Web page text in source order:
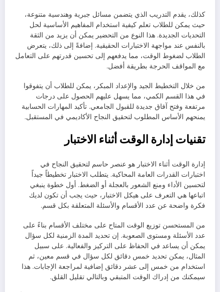
كذلك، يقدم التدريب الذي يتضمن مسائل جبرية وهندسية متنوعة،
حيث يمكن للطلاب تعلم كيفية استخدام المفاهيم الأساسية لحل
التحديات الجديدة. هذا النوع من التحضير يمكن أن يزيد من الثقة
بالنفس عند مواجهة الاختبارات الحقيقية. إضافةً إلى ذلك، يتعرض
الطلاب لضغوط الوقت، مما يدفعهم إلى تحسين قدرتهم على التعامل
مع المواقف الحرجة بطريقة أفضل.
من خلال التخطيط الجيد والإعداد المبكر، يمكن للطلاب أن يتفوقوا
في هذا القسم الكمي، مما يسهل عليهم الحصول على درجات
مرتفعة وفتح آفاق جديدة للقبول الجامعي. تأكيد المهارات الحسابية
يمنحهم الأساس المطلوب لتحقيق النجاح الأكاديمي في المستقبل.
تقنيات إدارة الوقت أثناء الاختبار
إدارة الوقت أثناء الاختبار هو عنصر حاسم لتحقيق النجاح في
اختبارات القدرات العامة المحاكية. يتطلب الاختبار تخطيطاً جيداً
لتحسين الأداء ومنع الشعور بالعجلة أو الضغط. أول خطوة ينبغي
اتباعها هي التعرف على هيكل الاختبار، حيث يجب أن تكون لديك
فكرة واضحة عن عدد الأقسام والأسئلة المتعلقة بكل قسم.
من المستحسن توزيع الوقت المتاح على مختلف الأقسام بناءً على
عدد الأسئلة ومستوى الصعوبة. إن تحديد المدة الزمنية لكل سؤال
يمكن أن يساعد في الحفاظ على التركيز والفعالية. على سبيل
المثال، يمكن تحديد خمس دقائق لكل سؤال في قسم معين، ثم
استخدام من خمس إلى عشر دقائق إضافية لمراجعة الإجابات. هذا
سيمكنك من إدراك الوقت المتبقي وبالتالي تقليل القلق.